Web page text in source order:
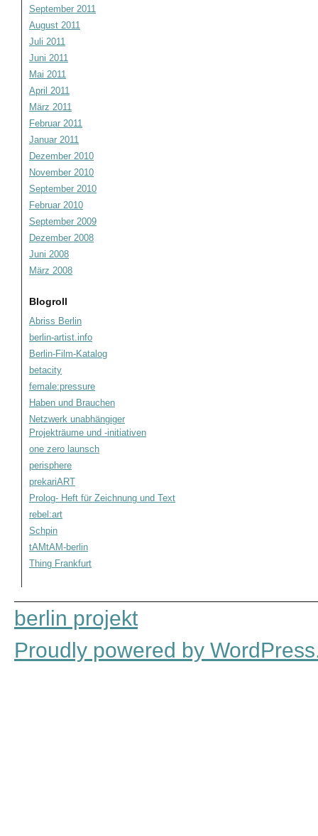
September 2011
August 2011
Juli 2011
Juni 2011
Mai 2011
April 2011
März 2011
Februar 2011
Januar 2011
Dezember 2010
November 2010
September 2010
Februar 2010
September 2009
Dezember 2008
Juni 2008
März 2008
Blogroll
Abriss Berlin
berlin-artist.info
Berlin-Film-Katalog
betacity
female:pressure
Haben und Brauchen
Netzwerk unabhängiger
Projekträume und -initiativen
one zero launsch
perisphere
prekariART
Prolog- Heft für Zeichnung und Text
rebel:art
Schpin
tAMtAM-berlin
Thing Frankfurt
berlin projekt
Proudly powered by